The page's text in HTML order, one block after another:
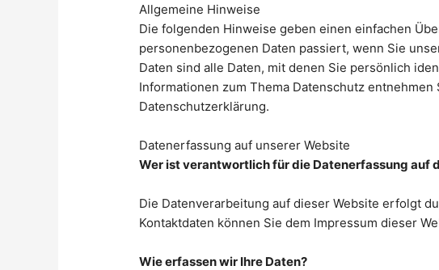
Allgemeine Hinweise
Die folgenden Hinweise geben einen einfachen
personenbezogenen Daten passiert, wenn Sie
Daten sind alle Daten, mit denen Sie persönlich
Informationen zum Thema Datenschutz
Datenschutzerklärung.
Datenerfassung auf unserer Website
Wer ist verantwortlich für die Datenerfassung auf
Die Datenverarbeitung auf dieser Website erfolgt
Kontaktdaten können Sie dem Impressum dieser
Wie erfassen wir Ihre Daten?